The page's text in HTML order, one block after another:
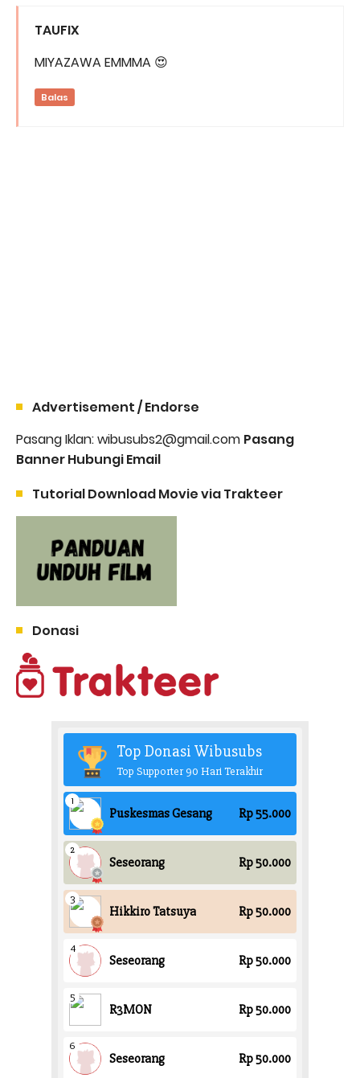
TAUFIX
MIYAZAWA EMMMA 😍
Balas
Advertisement / Endorse
Pasang Iklan: wibusubs2@gmail.com Pasang
Banner Hubungi Email
Tutorial Download Movie via Trakteer
Donasi